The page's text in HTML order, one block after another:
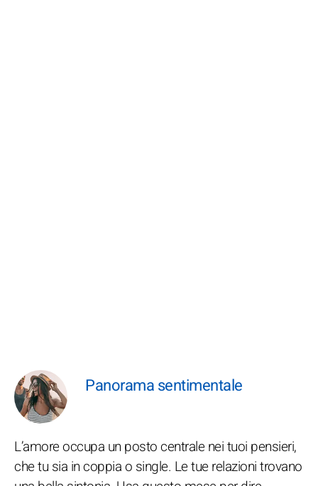
Panorama sentimentale
L’amore occupa un posto centrale nei tuoi pensieri,
che tu sia in coppia o single. Le tue relazioni trovano